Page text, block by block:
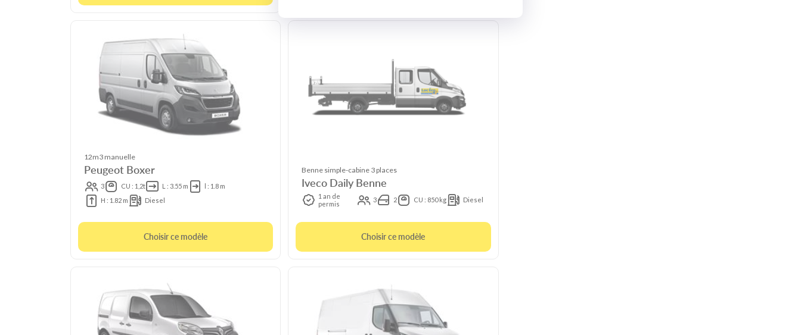
12m3 manuelle
Peugeot Boxer
3 CU : 1,2t L : 3.55 m
l : 1.8 m
H : 1.82 m
Diesel
Choisir ce modèle
Benne simple-cabine 3 places
Iveco Daily Benne
1 an de
permis
3 2 CU : 850 kg Diesel
Choisir ce modèle